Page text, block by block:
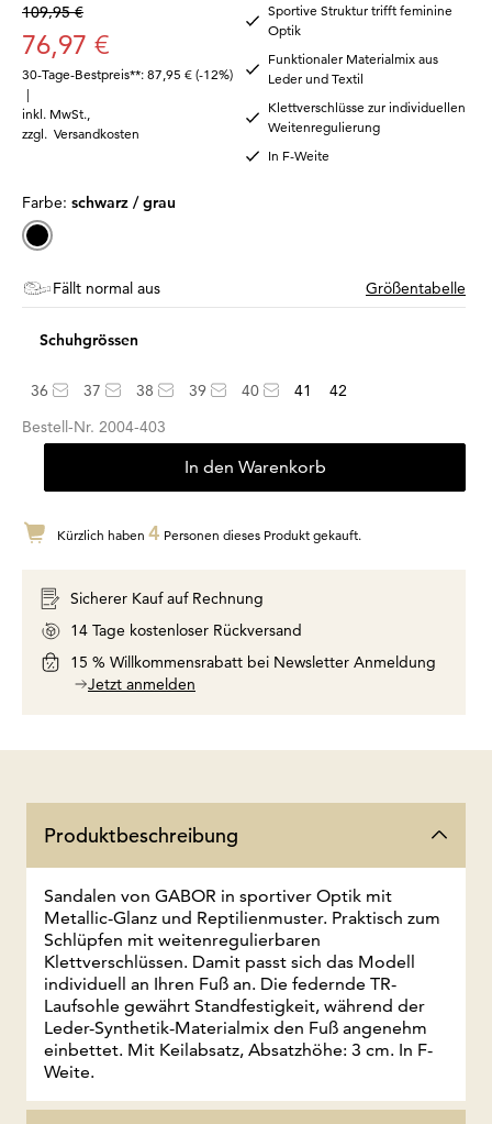
109,95 €
76,97 €
30-Tage-Bestpreis**: 87,95 € (-12%)
|
inkl. MwSt.
zzgl. Versandkosten
Sportive Struktur trifft feminine
Optik
Funktionaler Materialmix aus
Leder und Textil
Klettverschlüsse zur individuellen
Weitenregulierung
In F-Weite
Farbe: schwarz / grau
Fällt normal aus Größentabelle
Schuhgrössen
36 37 38 39 40 41
42
Bestell-Nr. 2004-403
In den Warenkorb
Kürzlich haben 4 Personen dieses Produkt gekauft.
Sicherer Kauf auf Rechnung
14 Tage kostenloser Rückversand
15 % Willkommensrabatt bei Newsletter Anmeldung
Jetzt anmelden
Produktbeschreibung
Sandalen von GABOR in sportiver Optik mit
Metallic-Glanz und Reptilienmuster. Praktisch zum
Schlüpfen mit weitenregulierbaren
Klettverschlüssen. Damit passt sich das Modell
individuell an Ihren Fuß an. Die federnde TR-
Laufsohle gewährt Standfestigkeit, während der
Leder-Synthetik-Materialmix den Fuß angenehm
einbettet. Mit Keilabsatz, Absatzhöhe: 3 cm. In F-
Weite.